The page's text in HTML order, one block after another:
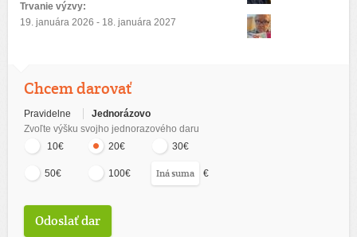
Trvanie výzvy:
19. januára 2026 - 18. januára 2027
Chcem darovať
Pravidelne
Jednorázovo
Zvoľte výšku svojho jednorazového daru
10€
20€ 30€
50€ 100€ €